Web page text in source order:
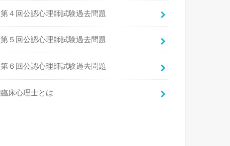
第４回公認心理師試験過去問題
第５回公認心理師試験過去問題
第６回公認心理師試験過去問題
臨床心理士とは